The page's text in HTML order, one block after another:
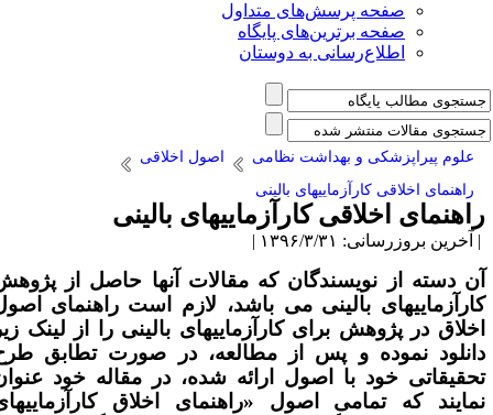
صفحه پرسش‌های متداول
صفحه برترین‌های پایگاه
اطلاع‌رسانی به دوستان
علوم پیراپزشکی و بهداشت نظامی
اصول اخلاقی
راهنمای اخلاقی کارآزماییهای بالینی
اخلاقی کارآزماییهای بالینی
بروزرسانی: ۱۳۹۶/۳/۳۱ |
دسته از نویسندگان که مقالات آنها حاصل از پژوهش
بالینی می باشد، لازم است راهنمای اصول
در پژوهش برای کارآزماییهای بالینی را از لینک زیر
نموده و پس از مطالعه، در صورت تطابق طرح
خود با اصول ارائه شده، در مقاله خود عنوان
که تمامی اصول «راهنمای اخلاق کارآزماییهای